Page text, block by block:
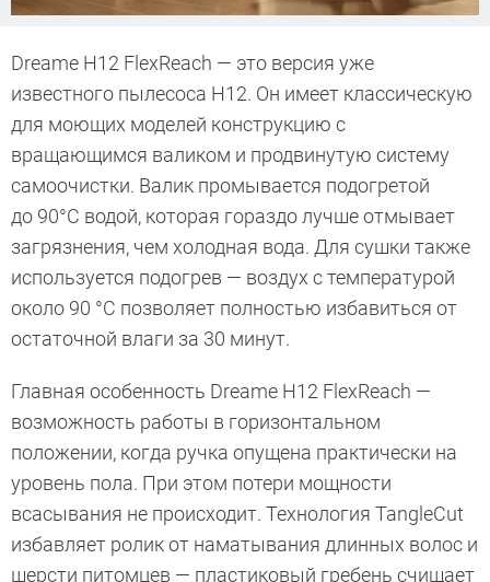
Dreame H12 FlexReach — это версия уже
известного пылесоса Н12. Он имеет классическую
для моющих моделей конструкцию с
вращающимся валиком и продвинутую систему
самоочистки. Валик промывается подогретой
до 90°C водой, которая гораздо лучше отмывает
загрязнения, чем холодная вода. Для сушки также
используется подогрев — воздух с температурой
около 90 °C позволяет полностью избавиться от
остаточной влаги за 30 минут.
Главная особенность Dreame H12 FlexReach —
возможность работы в горизонтальном
положении, когда ручка опущена практически на
уровень пола. При этом потери мощности
всасывания не происходит. Технология TangleCut
избавляет ролик от наматывания длинных волос и
шерсти питомцев — пластиковый гребень счищает